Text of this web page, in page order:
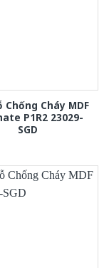
Chống Cháy MDF
P1R2 23029-
SGD